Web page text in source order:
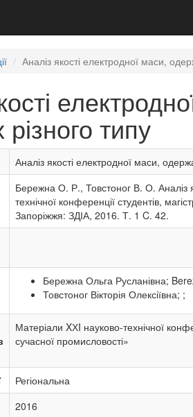
Аналіз якості електродної маси,
типу
Аналіз якості електродної маси,
Бережна О. Р., Товстоног В. О. Аналіз
технічної конференції студентів,
Запоріжжя: ЗДІА, 2016. Т. 1 C. 42.
Бережна Ольга Русланівна;
Товстоног Вікторія Олексіївна; ;
Матеріали XХI науково-технічної
сучасної промисловості»
Регіональна
2016